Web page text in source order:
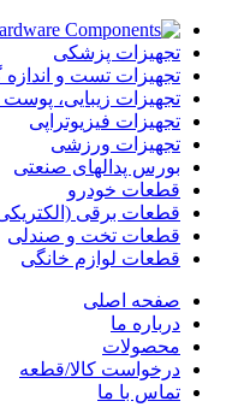
تجهیزات پزشکی
تجهیزات تست و اندازه
تجهیزات زیبایی،
تجهیزات فیزیوتراپی
تجهیزات ورزشی
بورس پدالهای صنعتی
قطعات خودرو
قطعات برقی
قطعات تخت و صندلی
قطعات لوازم خانگی
صفحه اصلی
درباره ما
محصولات
درخواست کالا/قطعه
تماس با ما